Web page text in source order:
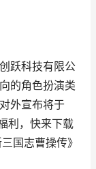
跃科技有限公
的角色扮演类
外宣布将于
利，快来下载
国志曹操传》